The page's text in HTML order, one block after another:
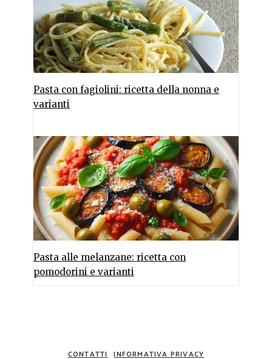
Pasta con fagiolini: ricetta della nonna e
varianti
Pasta alle melanzane: ricetta con
pomodorini e varianti
CONTATTI INFORMATIVA PRIVACY